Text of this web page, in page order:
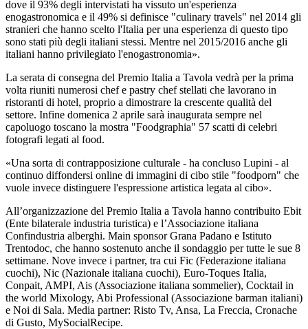
dove il 93% degli intervistati ha vissuto un'esperienza
enogastronomica e il 49% si definisce "culinary travels" nel 2014 gli
stranieri che hanno scelto l'Italia per una esperienza di questo tipo
sono stati più degli italiani stessi. Mentre nel 2015/2016 anche gli
italiani hanno privilegiato l'enogastronomia».
La serata di consegna del Premio Italia a Tavola vedrà per la prima
volta riuniti numerosi chef e pastry chef stellati che lavorano in
ristoranti di hotel, proprio a dimostrare la crescente qualità del
settore. Infine domenica 2 aprile sarà inaugurata sempre nel
capoluogo toscano la mostra "Foodgraphia" 57 scatti di celebri
fotografi legati al food.
«Una sorta di contrapposizione culturale - ha concluso Lupini - al
continuo diffondersi online di immagini di cibo stile "foodporn" che
vuole invece distinguere l'espressione artistica legata al cibo».
All’organizzazione del Premio Italia a Tavola hanno contribuito Ebit
(Ente bilaterale industria turistica) e l’Associazione italiana
Confindustria alberghi. Main sponsor Grana Padano e Istituto
Trentodoc, che hanno sostenuto anche il sondaggio per tutte le sue 8
settimane. Nove invece i partner, tra cui Fic (Federazione italiana
cuochi), Nic (Nazionale italiana cuochi), Euro-Toques Italia,
Conpait, AMPI, Ais (Associazione italiana sommelier), Cocktail in
the world Mixology, Abi Professional (Associazione barman italiani)
e Noi di Sala. Media partner: Risto Tv, Ansa, La Freccia, Cronache
di Gusto, MySocialRecipe.